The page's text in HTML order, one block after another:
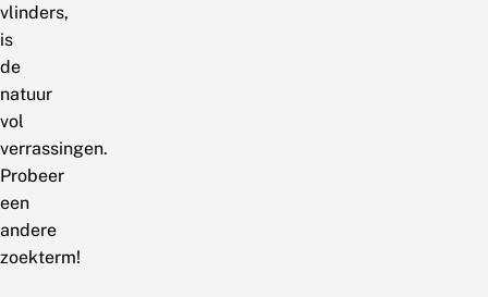
vlinders,
is
de
natuur
vol
verrassingen.
Probeer
een
andere
zoekterm!